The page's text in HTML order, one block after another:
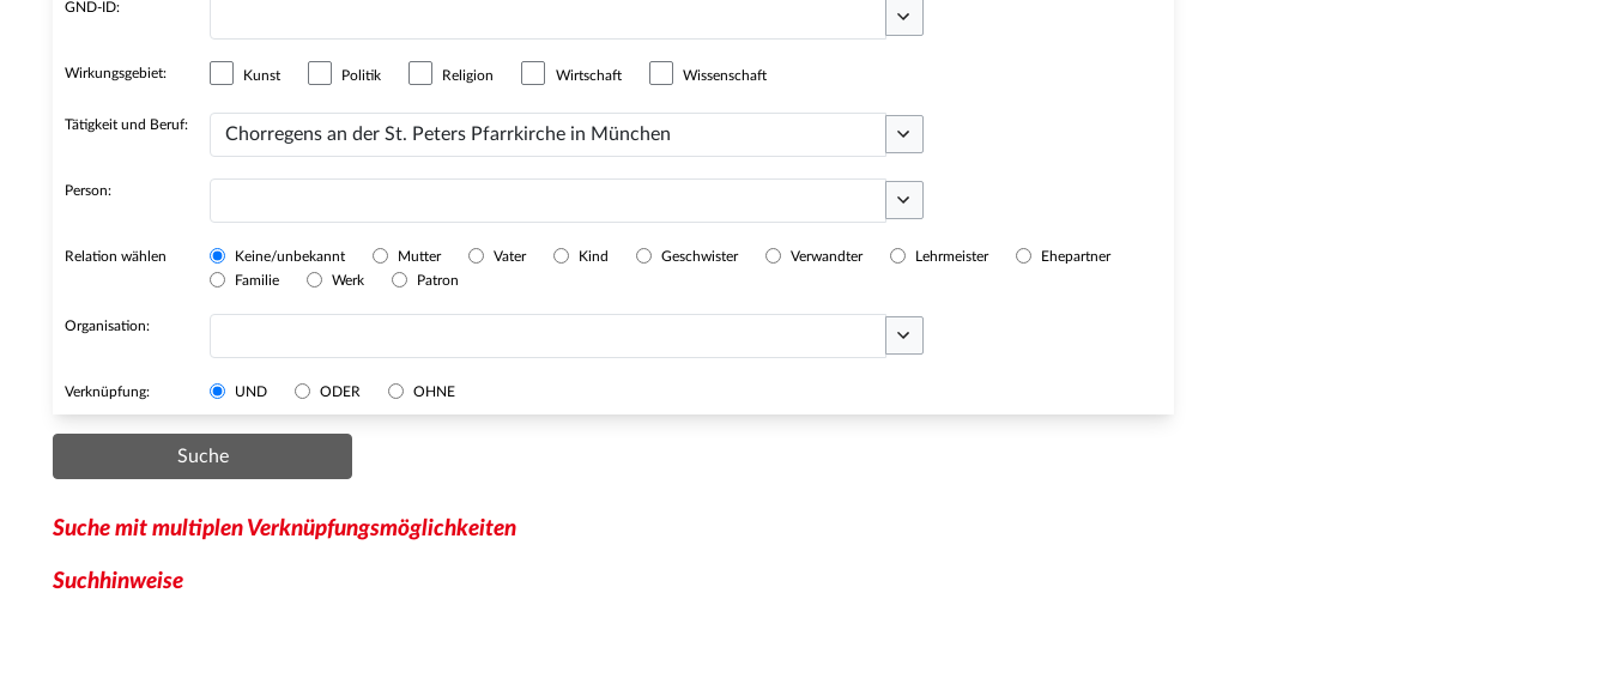
GND-ID:
Optionen umschalten
Wirkungsgebiet: Kunst Politik Religion Wirtschaft Wissenschaft
Tätigkeit und Beruf:
Optionen umschalten
Person:
Optionen umschalten
Relation wählen Keine/unbekannt Mutter Vater Kind Geschwister Verwandter Lehrmeister
Ehepartner
Familie
Werk Patron
Organisation:
Optionen umschalten
Verknüpfung: UND ODER OHNE
Suche
Suche mit multiplen Verknüpfungsmöglichkeiten
Suchhinweise